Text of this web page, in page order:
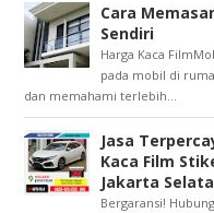
Cara
Sendiri
Harga Kaca
pada mobil di
dan memahami terlebih...
Jasa
Kaca Film
Jakarta
Bergaransi!